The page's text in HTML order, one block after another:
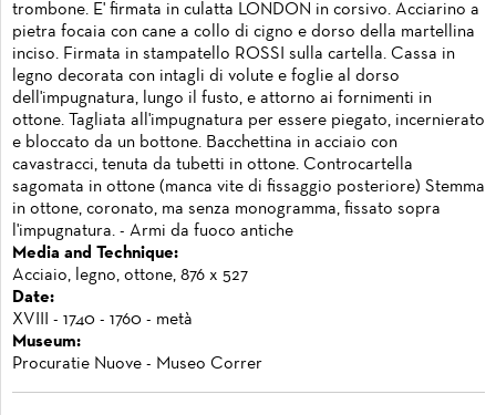
trombone. E' firmata in culatta LONDON in corsivo. Acciarino a
pietra focaia con cane a collo di cigno e dorso della martellina
inciso. Firmata in stampatello ROSSI sulla cartella. Cassa in
legno decorata con intagli di volute e foglie al dorso
dell'impugnatura, lungo il fusto, e attorno ai fornimenti in
ottone. Tagliata all'impugnatura per essere piegato, incernierato
e bloccato da un bottone. Bacchettina in acciaio con
cavastracci, tenuta da tubetti in ottone. Controcartella
sagomata in ottone (manca vite di fissaggio posteriore) Stemma
in ottone, coronato, ma senza monogramma, fissato sopra
l'impugnatura. - Armi da fuoco antiche
Media and Technique:
Acciaio, legno, ottone, 876 x 527
Date:
XVIII - 1740 - 1760 - metà
Museum:
Procuratie Nuove - Museo Correr